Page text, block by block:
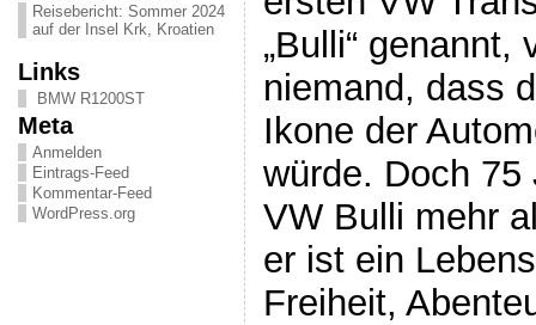
Reisebericht: Sommer 2024
auf der Insel Krk, Kroatien
Links
BMW R1200ST
Meta
Anmelden
Eintrags-Feed
Kommentar-Feed
WordPress.org
„Bulli“ genannt,
niemand, dass
Ikone der
würde. Doch
VW Bulli mehr
er ist ein
Freiheit,